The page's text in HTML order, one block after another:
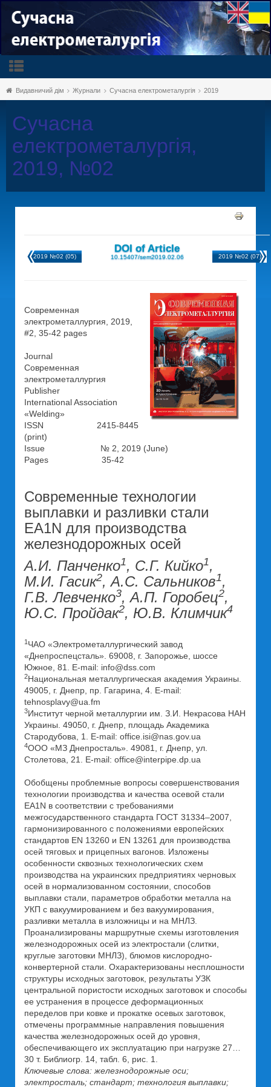
Видавничий дім Журнали Сучасна електрометалургія 2019
Сучасна
електрометалургія,
2019, №02
2019 №02 (05)
DOI of Article
10.15407/sem2019.02.06 2019 №02 (07)
Современная
электрометаллургия, 2019,
#2, 35-42 pages
Journal
Современная
электрометаллургия
Publisher
International Association
«Welding»
ISSN 2415-8445
(print)
Issue № 2, 2019 (June)
Pages 35-42
Современные технологии
выплавки и разливки стали
EA1N для производства
железнодорожных осей
А.И. Панченко1, С.Г. Кийко1,
М.И. Гасик2, А.С. Сальников1,
Г.В. Левченко3, А.П. Горобец2,
Ю.С. Пройдак2, Ю.В. Климчик4
1 ЧАО «Электрометаллургический завод
«Днепроспецсталь». 69008, г. Запорожье, шоссе
Южное, 81. E-mail: info@dss.com
2Национальная металлургическая академия Украины.
49005, г. Днепр, пр. Гагарина, 4. E-mail:
tehnosplavy@ua.fm
3Институт черной металлургии им. З.И. Некрасова НАН
Украины. 49050, г. Днепр, площадь Академика
Стародубова, 1. E-mail: office.isi@nas.gov.ua
4ООО «МЗ Днепросталь». 49081, г. Днепр, ул.
Столетова, 21. E-mail: office@interpipe.dp.ua
Обобщены проблемные вопросы совершенствования
технологии производства и качества осевой стали
EA1N в соответствии с требованиями
межгосударственного стандарта ГОСТ 31334–2007,
гармонизированного с положениями европейских
стандартов EN 13260 и EN 13261 для производства
осей тяговых и прицепных вагонов. Изложены
особенности сквозных технологических схем
производства на украинских предприятиях черновых
осей в нормализованном состоянии, способов
выплавки стали, параметров обработки металла на
УКП с вакуумированием и без вакуумирования,
разливки металла в изложницы и на МНЛЗ.
Проанализированы маршрутные схемы изготовления
железнодорожных осей из электростали (слитки,
круглые заготовки МНЛЗ), блюмов кислородно-
конвертерной стали. Охарактеризованы несплошности
структуры исходных заготовок, результаты УЗК
центральной пористости исходных заготовок и способы
ее устранения в процессе деформационных
переделов при ковке и прокатке осевых заготовок,
отмечены программные направления повышения
качества железнодорожных осей до уровня,
обеспечивающего их эксплуатацию при нагрузке 27…
30 т. Библиогр. 14, табл. 6, рис. 1.
Ключевые слова: железнодорожные оси;
электросталь; стандарт; технология выплавки;